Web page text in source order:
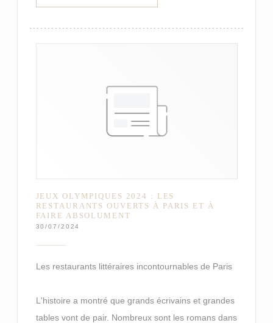
JEUX OLYMPIQUES 2024 : LES
RESTAURANTS OUVERTS À PARIS ET À
FAIRE ABSOLUMENT
30/07/2024
Les restaurants littéraires incontournables de Paris
L'histoire a montré que grands écrivains et grandes
tables vont de pair. Nombreux sont les romans dans